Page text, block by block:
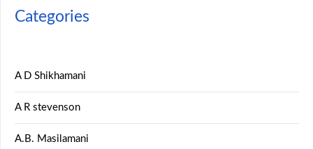
Categories
A D Shikhamani
A R stevenson
A.B. Masilamani